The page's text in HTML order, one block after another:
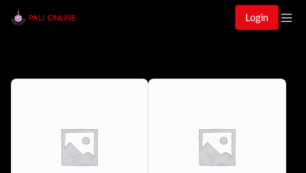
Login